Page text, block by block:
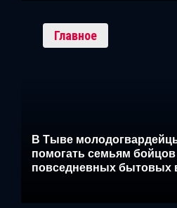
Главное
В Тыве
помогать семьям
повседневных бытовых